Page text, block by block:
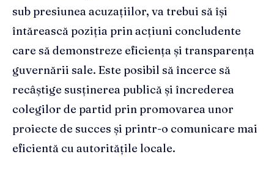
sub presiunea acuzațiilor, va trebui să își
întărească poziția prin acțiuni concludente
care să demonstreze eficiența și transparența
guvernării sale. Este posibil să încerce să
recâștige susținerea publică și încrederea
colegilor de partid prin promovarea unor
proiecte de succes și printr-o comunicare mai
eficientă cu autoritățile locale.